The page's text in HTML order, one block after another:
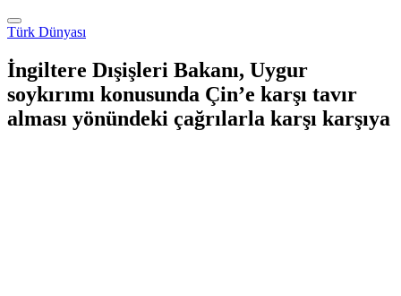
Türk Dünyası
İngiltere Dışişleri Bakanı, Uygur
soykırımı konusunda Çin’e karşı tavır
alması yönündeki çağrılarla karşı karşıya